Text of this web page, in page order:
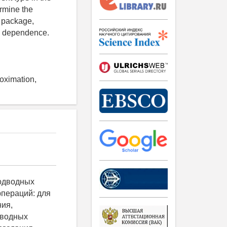
the
получить С учётом напряжения на катушке индуктивности можно записать следующее выражение для передаваемой мощности за период: (3) В качестве практической реализации рассмотрим модель преобразователя постоянного напряжения, выполненного в пакете Simulink. Имитационная модель представлена на рис. 5, напряжение на индукторе, ток через трансформатор и напряжение на нагрузке - на рис. 6. Рис. 5. Модель преобразователя постоянного тока, выполненного в пакете Simulink Рис. 6. Результаты моделирования двунаправленного преобразователя постоянного напряжения: а - напряжение на индукторе; б - напряжение на нагрузке; в - ток нагрузки Таким образом, осциллограммы тока, приведённые на рис. 6, полностью совпадают с проводимыми теоретическими расчётами, соответствующими формуле (3). Заключение В результате анализа силового преобразователя постоянного напряжения для автономного подводного аппарата постоянного напряжения были найдены мощности, передаваемые от источника к нагрузке за период. Определено, что для передачи м